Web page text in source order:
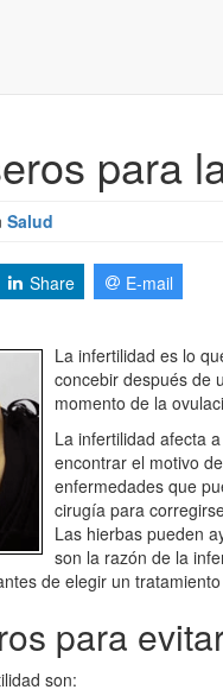
para
Salud
Share E-mail
La infertilidad es lo
concebir después de
momento de la
La infertilidad afecta
encontrar el motivo
enfermedades que
cirugía para
Las hierbas pueden
son la razón de la
de elegir un
para
son: